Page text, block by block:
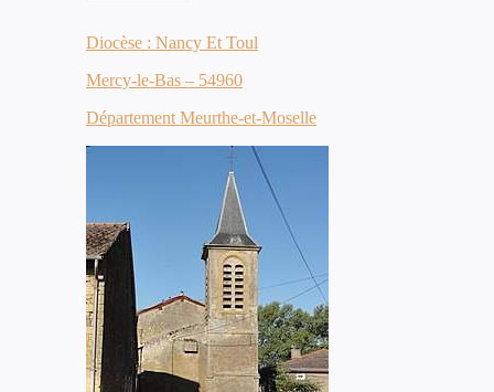
Diocèse : Nancy Et Toul
Mercy-le-Bas – 54960
Département Meurthe-et-Moselle